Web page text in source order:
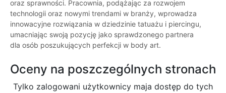
oraz sprawności. Pracownia, podążając za rozwojem
technologii oraz nowymi trendami w branży, wprowadza
innowacyjne rozwiązania w dziedzinie tatuażu i piercingu,
umacniając swoją pozycję jako sprawdzonego partnera
dla osób poszukujących perfekcji w body art.
Oceny na poszczególnych stronach
Tylko zalogowani użytkownicy maja dostęp do tych